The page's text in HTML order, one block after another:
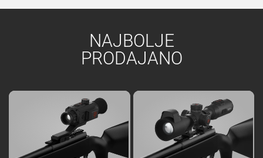
NAJBOLJE
PRODAJANO